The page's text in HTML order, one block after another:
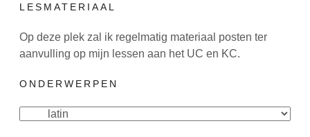
LESMATERIAAL
Op deze plek zal ik regelmatig materiaal posten ter
aanvulling op mijn lessen aan het UC en KC.
ONDERWERPEN
Onderwerpen